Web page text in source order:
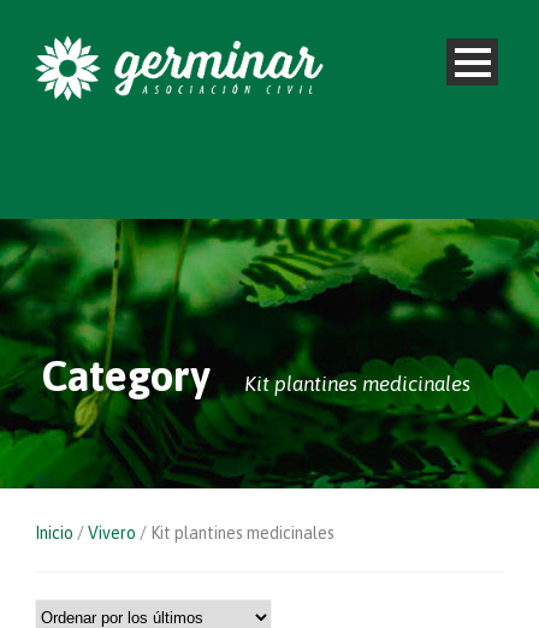
Category Kit plantines medicinales
Inicio /Vivero / Kit plantines medicinales